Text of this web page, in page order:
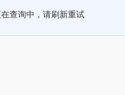
查询中，请刷新重试